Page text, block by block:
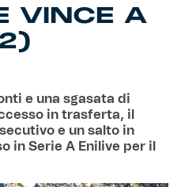
VINCE A
e una sgasata di
in trasferta, il
e un salto in
in Serie A Enilive per il